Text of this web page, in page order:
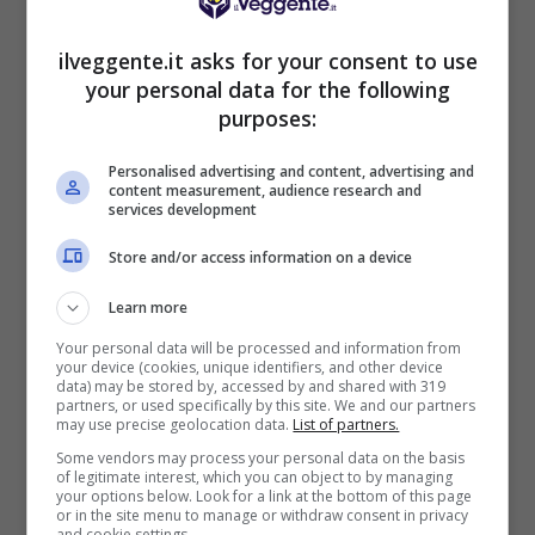
Benvenuto Sport 50% fino a 50€ + 150€
Su DaznBet ricevi: 50% fino a 50€ sul primo
versamento+ 5€ a settimana fino a 150€
200€
VERIFICA
FastBet
Bonus FastBet: 50€ di Bonus Benvenuto
scommesse
Inserisci il codice BONUSBET in fase di registrazione:
ilveggente.it asks for your consent to use
your personal data for the following
purposes:
Personalised advertising and content, advertising and
content measurement, audience research and
services development
Store and/or access information on a device
Learn more
Your personal data will be processed and information from
your device (cookies, unique identifiers, and other device
data) may be stored by, accessed by and shared with 319
partners, or used specifically by this site. We and our partners
may use precise geolocation data. List of partners.
Some vendors may process your personal data on the basis
of legitimate interest, which you can object to by managing
your options below. Look for a link at the bottom of this page
or in the site menu to manage or withdraw consent in privacy